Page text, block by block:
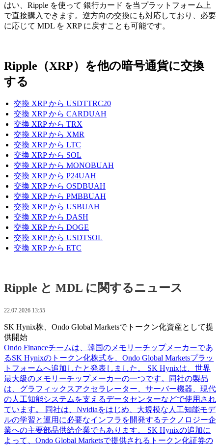
はい、Ripple を使って 銀行カード を当プラットフォーム上
で直接購入できます。逆方向の交換にも対応しており、必要
に応じて MDL を XRP に戻すことも可能です。
Ripple（XRP）を他の暗号通貨に交換
する
交換 XRP から USDTTRC20
交換 XRP から CARDUAH
交換 XRP から TRX
交換 XRP から XMR
交換 XRP から LTC
交換 XRP から SOL
交換 XRP から MONOBUAH
交換 XRP から P24UAH
交換 XRP から OSDBUAH
交換 XRP から PMBBUAH
交換 XRP から USBUAH
交換 XRP から DASH
交換 XRP から DOGE
交換 XRP から USDTSOL
交換 XRP から ETC
Ripple と MDL に関するニュース
22.07.2026 13:55
SK Hynix株、Ondo Global Marketsでトークン化資産として提
供開始
Ondo Financeチームは、韓国のメモリーチップメーカーであ
るSK Hynixのトークン化株式を、Ondo Global Marketsプラッ
トフォームへ追加したと発表しました。 SK Hynixは、世界
最大級のメモリーチップメーカーの一つです。同社の製品
は、グラフィックスアクセラレーター、サーバー機器、現代
の人工知能システムを支えるデータセンターなどで使用され
ています。 同社は、Nvidiaをはじめ、大規模な人工知能モデ
ルの学習と運用に必要なインフラを開発するテクノロジー企
業への主要部品供給企業でもあります。 SK Hynixの追加に
よって、Ondo Global Marketsで提供されるトークン化証券の